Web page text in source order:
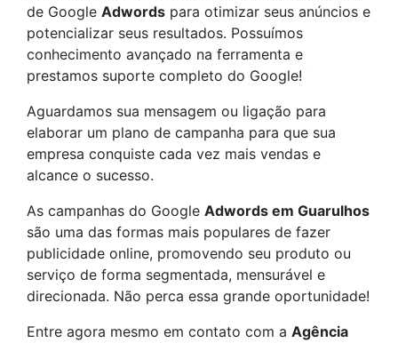
de Google Adwords para otimizar seus anúncios e
potencializar seus resultados. Possuímos
conhecimento avançado na ferramenta e
prestamos suporte completo do Google!
Aguardamos sua mensagem ou ligação para
elaborar um plano de campanha para que sua
empresa conquiste cada vez mais vendas e
alcance o sucesso.
As campanhas do Google Adwords em Guarulhos
são uma das formas mais populares de fazer
publicidade online, promovendo seu produto ou
serviço de forma segmentada, mensurável e
direcionada. Não perca essa grande oportunidade!
Entre agora mesmo em contato com a Agência